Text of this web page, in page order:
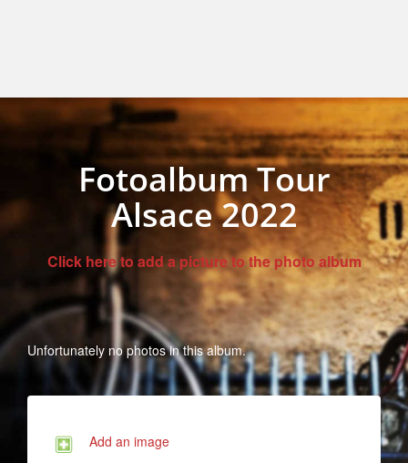
Fotoalbum Tour
Alsace 2022
Click here to add a picture to the photo album
Unfortunately no photos in this album.
Add an image